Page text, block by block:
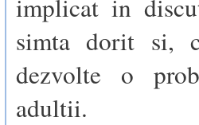
implicat in
simta dorit si,
dezvolte o
adultii.